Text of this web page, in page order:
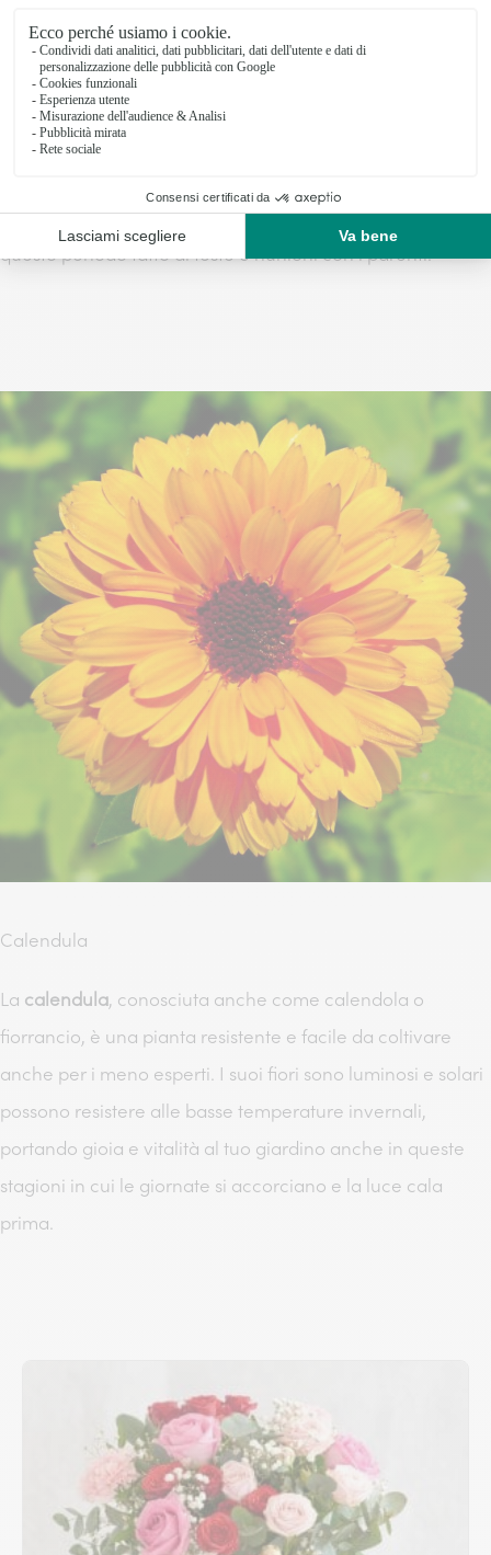
viola del pensieroè una pianta che fiorisce durante
tutto l’inverno in quanto è in grado di resistere alle
temperature molto basse. Alcuni considerano questo fiore
come il simbolo degli innamorati, mentre per altri la viola
indissolubile e solida. L’unione che viviamo proprio in
questo periodo fatto di feste e riunioni con i parenti.
Calendula
La calendula, conosciuta anche come calendola o
fiorrancio, è una pianta resistente e facile da coltivare
anche per i meno esperti. I suoi fiori sono luminosi e solari
possono resistere alle basse temperature invernali,
portando gioia e vitalità al tuo giardino anche in queste
stagioni in cui le giornate si accorciano e la luce cala
prima.